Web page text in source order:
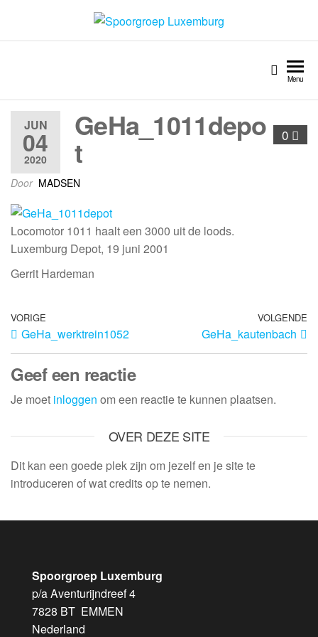
Spoorgroep Luxemburg
Menu
JUN
04
2020
0
GeHa_1011depo
t
Door MADSEN
Locomotor 1011 haalt een 3000 uit de loods.
Luxemburg Depot, 19 juni 2001
Gerrit Hardeman
VORIGE
GeHa_werktrein1052
VOLGENDE
GeHa_kautenbach
Geef een reactie
Je moet inloggen om een reactie te kunnen plaatsen.
OVER DEZE SITE
Dit kan een goede plek zijn om jezelf en je site te
introduceren of wat credits op te nemen.
Spoorgroep Luxemburg
p/a Aventurijndreef 4
7828 BT EMMEN
Nederland